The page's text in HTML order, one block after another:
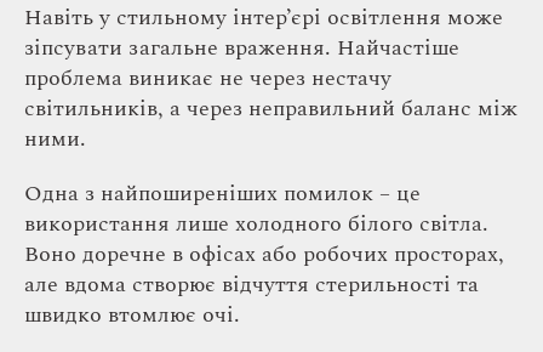
Навіть у стильному інтер’єрі освітлення може
зіпсувати загальне враження. Найчастіше
проблема виникає не через нестачу
світильників, а через неправильний баланс між
ними.
Одна з найпоширеніших помилок – це
використання лише холодного білого світла.
Воно доречне в офісах або робочих просторах,
але вдома створює відчуття стерильності та
швидко втомлює очі.